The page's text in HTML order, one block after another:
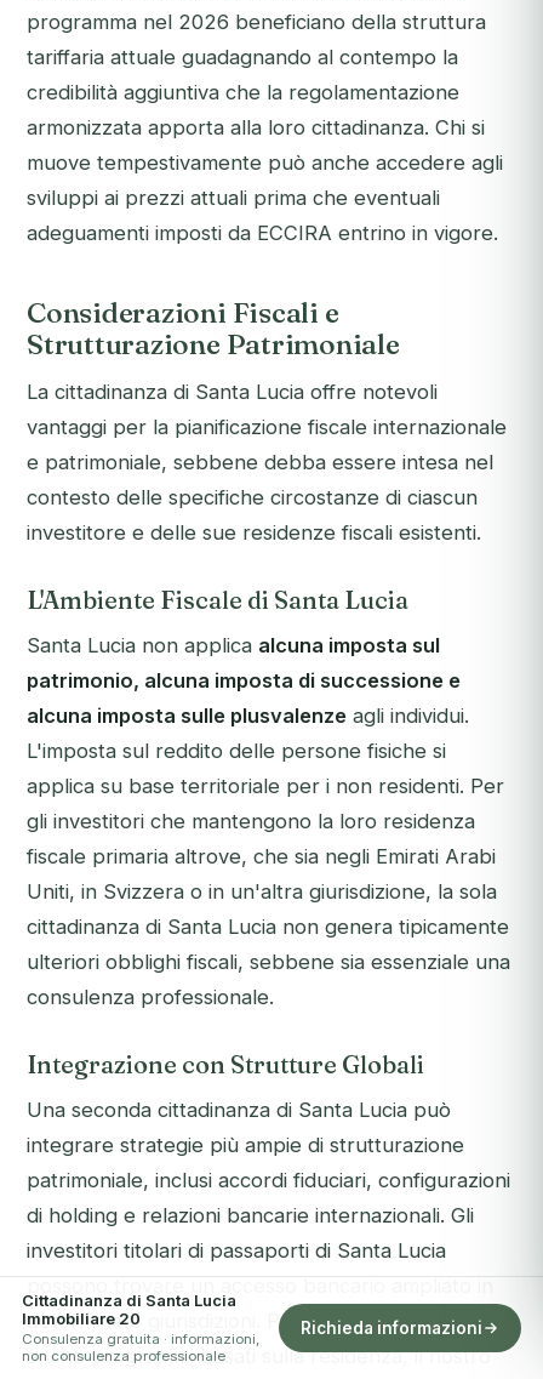
programma nel 2026 beneficiano della struttura
tariffaria attuale guadagnando al contempo la
credibilità aggiuntiva che la regolamentazione
armonizzata apporta alla loro cittadinanza. Chi si
muove tempestivamente può anche accedere agli
sviluppi ai prezzi attuali prima che eventuali
adeguamenti imposti da ECCIRA entrino in vigore.
Considerazioni Fiscali e
Strutturazione Patrimoniale
La cittadinanza di Santa Lucia offre notevoli
vantaggi per la pianificazione fiscale internazionale
e patrimoniale, sebbene debba essere intesa nel
contesto delle specifiche circostanze di ciascun
investitore e delle sue residenze fiscali esistenti.
L'Ambiente Fiscale di Santa Lucia
Santa Lucia non applica alcuna imposta sul
patrimonio, alcuna imposta di successione e
alcuna imposta sulle plusvalenze agli individui.
L'imposta sul reddito delle persone fisiche si
applica su base territoriale per i non residenti. Per
gli investitori che mantengono la loro residenza
fiscale primaria altrove, che sia negli Emirati Arabi
Uniti, in Svizzera o in un'altra giurisdizione, la sola
cittadinanza di Santa Lucia non genera tipicamente
ulteriori obblighi fiscali, sebbene sia essenziale una
consulenza professionale.
Integrazione con Strutture Globali
Una seconda cittadinanza di Santa Lucia può
integrare strategie più ampie di strutturazione
patrimoniale, inclusi accordi fiduciari, configurazioni
di holding e relazioni bancarie internazionali. Gli
investitori titolari di passaporti di Santa Lucia
determinate giurisdizioni. Per coloro che esplorano
anche programmi basati sulla residenza, il nostro
Cittadinanza di Santa Lucia
Immobiliare 20
Consulenza gratuita · informazioni,
non consulenza professionale
Richieda informazioni